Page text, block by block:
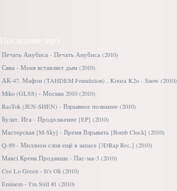
Последние mp3
Печать Анубиса - Печать Анубиса (2010)
Сява - Меня вставляет дым (2010)
АК-47, Мафон (TAHDEM Foundation) , Kooza K2o - Snow (2010)
Miko (GLSS) - Москва 2010 (2010)
RasTok (JEN-SHEN) - Взрывное познание (2010)
Булат, Ига - Продолжение [EP] (2010)
Мастерская [M-Sky] - Время Взрывать [Bomb Clock] (2010)
Q-89 - Миллион слов ещё в запасе [3DRap Rec.] (2010)
Максі Кренк Продакшн - Пас-ма-3 (2010)
Cee Lo Green - It's Ok (2010)
Eminem - I'm Still #1 (2010)